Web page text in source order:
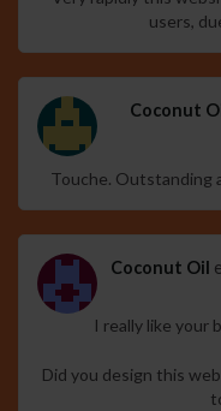
users,
Coconut
Touche. Outstanding
Coconut Oil
I really like your
Did you design this